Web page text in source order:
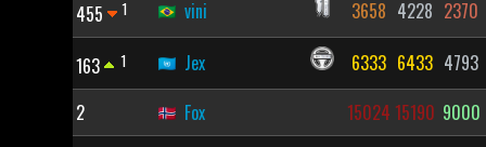
455 1 vini 3658 4228 2370
163 1 Jex 6333 6433 4793
2
Fox 15024 15190 9000